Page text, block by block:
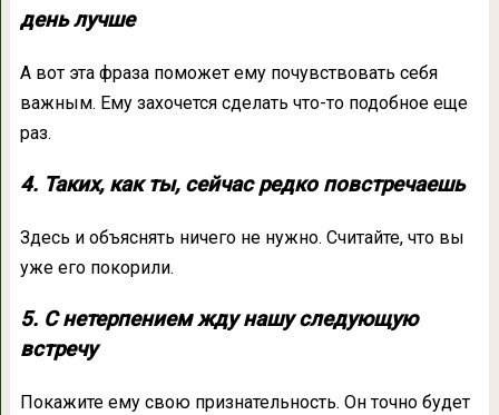
день лучше
А вот эта фраза поможет ему почувствовать себя
важным. Ему захочется сделать что-то подобное еще
раз.
4. Таких, как ты, сейчас редко повстречаешь
Здесь и объяснять ничего не нужно. Считайте, что вы
уже его покорили.
5. С нетерпением жду нашу следующую
встречу
Покажите ему свою признательность. Он точно будет